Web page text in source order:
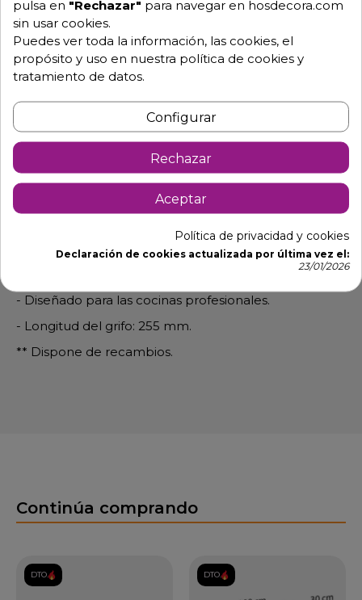
Grifo de ducha de sobremesa
IDG03025
rendimiento y durabilidad.
- Grifo para dos aguas, monomando gerontológico,
ergonómico y de alta calidad.
- Para instalación de sobremesa.
- Grifo de ducha que permite dirigir el agua para lavar
- Altura total de 600 mm.
- Diseñado para las cocinas profesionales.
- Longitud del grifo: 255 mm.
** Dispone de recambios.
Continúa comprando
DTO. DTO.
pulsa en "Rechazar" para navegar en hosdecora.com
sin usar cookies.
Puedes ver toda la información, las cookies, el
propósito y uso en nuestra política de cookies y
tratamiento de datos.
Configurar
Rechazar
Aceptar
Política de privacidad y cookies
Declaración de cookies actualizada por última vez el:
23/01/2026